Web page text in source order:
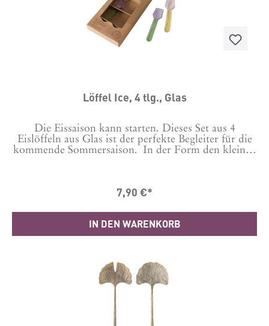
Löffel Ice, 4 tlg., Glas
Die Eissaison kann starten. Dieses Set aus 4
Eislöffeln aus Glas ist der perfekte Begleiter für die
kommende Sommersaison. In der Form den kleinen
Löffel in der Farbkombination Grün/Lila und
7,90 €*
IN DEN WARENKORB